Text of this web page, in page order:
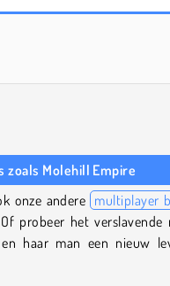
zoals Molehill Empire
onze andere multiplayer
probeer het verslavende
haar man een nieuw